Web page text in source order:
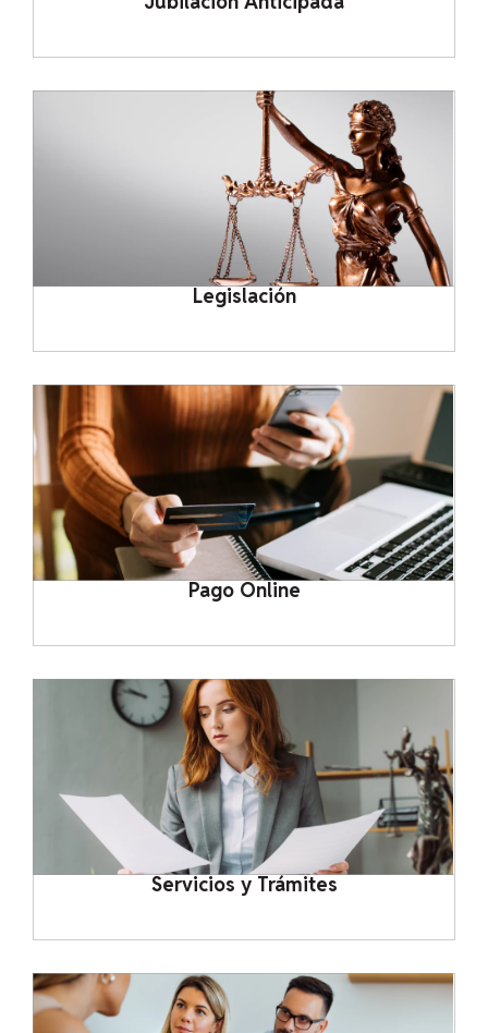
Legislación
Pago Online
Servicios y Trámites